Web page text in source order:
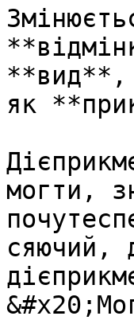
**вид**,
як
могти,
сяючий,